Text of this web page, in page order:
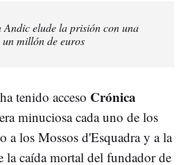
Andic elude la prisión con una
un millón de euros
tenido acceso Crónica
minuciosa cada uno de los
a los Mossos d'Esquadra y a la
la caída mortal del fundador de